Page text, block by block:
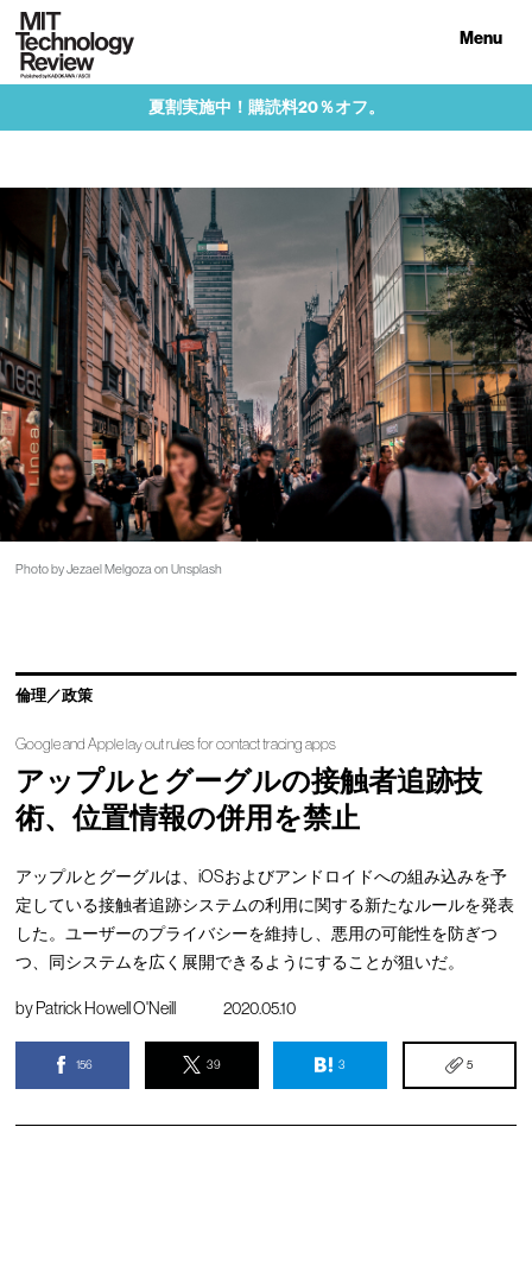
Menu
夏割実施中！購読料20％オフ。
Photo by Jezael Melgoza on Unsplash
倫理／政策
Google and Apple lay out rules for contact tracing apps
アップルとグーグルの接触者追跡技
術、位置情報の併用を禁止
アップルとグーグルは、iOSおよびアンドロイドへの組み込みを予
定している接触者追跡システムの利用に関する新たなルールを発表
した。ユーザーのプライバシーを維持し、悪用の可能性を防ぎつ
つ、同システムを広く展開できるようにすることが狙いだ。
byPatrick Howell O'Neill 2020.05.10
156 39 3 5